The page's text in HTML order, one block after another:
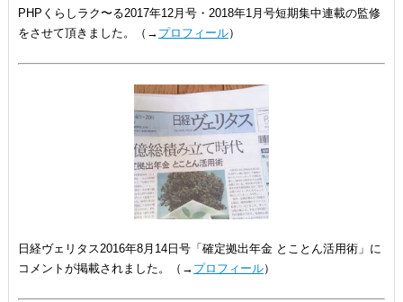
PHPくらしラク〜る2017年12月号・2018年1月号短期集中連載の監修
をさせて頂きました。（→ プロフィール）
日経ヴェリタス2016年8月14日号「確定拠出年金 とことん活用術」に
コメントが掲載されました。（→ プロフィール）